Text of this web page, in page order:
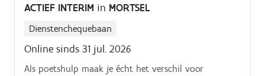
centraal staat.
ACTIEF INTERIM in MORTSEL
Dienstenchequebaan
Online sinds 31 jul. 2026
Als poetshulp maak je écht het verschil voor